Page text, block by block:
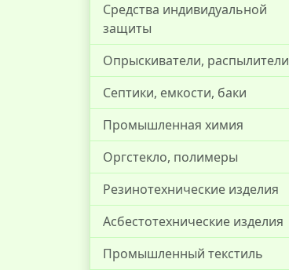
Средства индивидуальной
защиты
Опрыскиватели, распылители
Септики, емкости, баки
Промышленная химия
Оргстекло, полимеры
Резинотехнические изделия
Асбестотехнические изделия
Промышленный текстиль